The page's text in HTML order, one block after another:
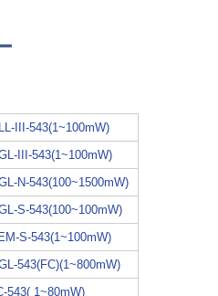
III-543(1~100mW)
III-543(1~100mW)
N-543(100~1500mW)
S-543(100~100mW)
S-543(1~100mW)
543(FC)(1~800mW)
543( 1~80mW)